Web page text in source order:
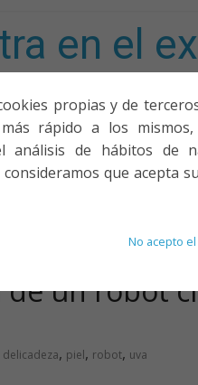
propias y de
rápido a los
análisis de hábitos de
que acepta
No acepto
en el
PONENCIAS Y CURSOS
de un robot
delicadeza, piel, robot, uva